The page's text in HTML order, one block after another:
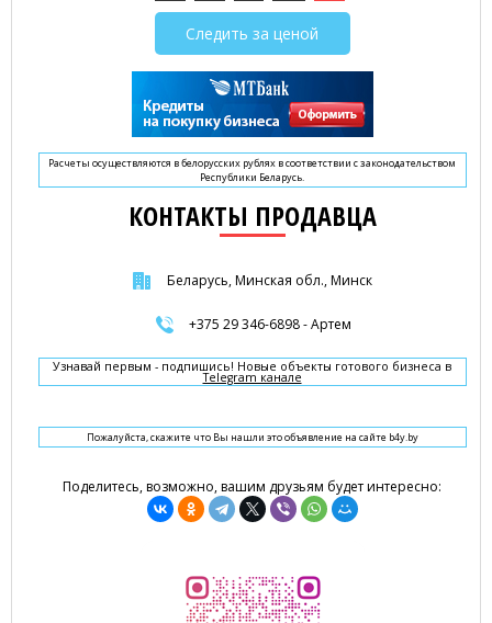
Следить за ценой
Расчеты осуществляются в белорусских рублях в соответствии с законодательством
Республики Беларусь.
КОНТАКТЫ ПРОДАВЦА
Беларусь, Минская обл., Минск
+375 29 346-6898 - Артем
Узнавай первым - подпишись! Новые объекты готового бизнеса в
Telegram канале
Пожалуйста, скажите что Вы нашли это объявление на сайте b4y.by
Поделитесь, возможно, вашим друзьям будет интересно: